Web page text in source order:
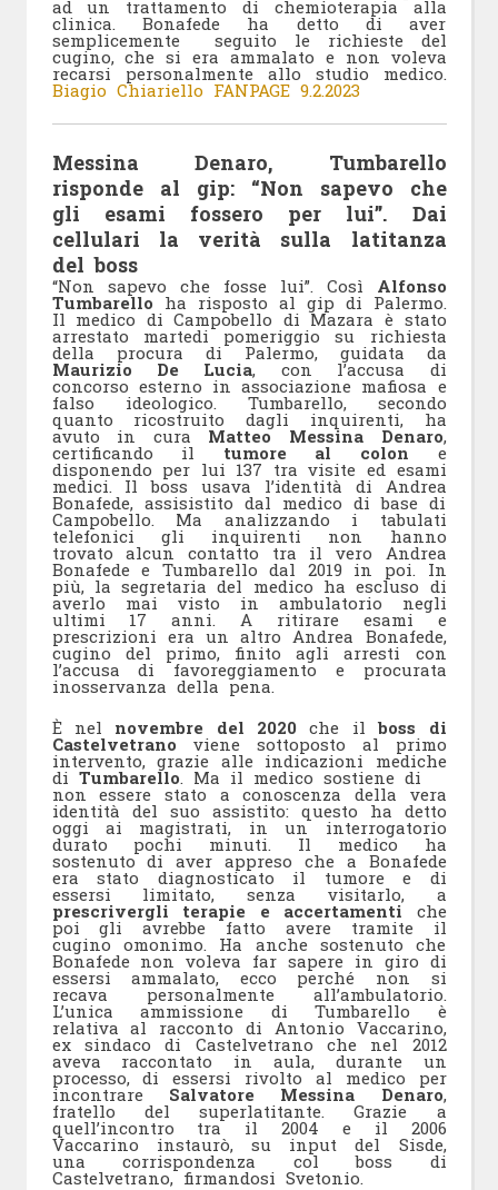
ad un trattamento di chemioterapia alla
clinica. Bonafede ha detto di aver
semplicemente seguito le richieste del
cugino, che si era ammalato e non voleva
recarsi personalmente allo studio medico.
Biagio Chiariello FANPAGE 9.2.2023
Messina Denaro, Tumbarello
risponde al gip: “Non sapevo che
gli esami fossero per lui”. Dai
cellulari la verità sulla latitanza
del boss
“Non sapevo che fosse lui”. Così Alfonso
Tumbarello ha risposto al gip di Palermo.
Il medico di Campobello di Mazara è stato
arrestato martedi pomeriggio su richiesta
della procura di Palermo, guidata da
Maurizio De Lucia, con l’accusa di
concorso esterno in associazione mafiosa e
falso ideologico. Tumbarello, secondo
quanto ricostruito dagli inquirenti, ha
avuto in cura Matteo Messina Denaro,
certificando il tumore al colon e
disponendo per lui 137 tra visite ed esami
medici. Il boss usava l’identità di Andrea
Bonafede, assisistito dal medico di base di
Campobello. Ma analizzando i tabulati
telefonici gli inquirenti non hanno
trovato alcun contatto tra il vero Andrea
Bonafede e Tumbarello dal 2019 in poi. In
più, la segretaria del medico ha escluso di
averlo mai visto in ambulatorio negli
ultimi 17 anni. A ritirare esami e
prescrizioni era un altro Andrea Bonafede,
cugino del primo, finito agli arresti con
l’accusa di favoreggiamento e procurata
inosservanza della pena.
È nel novembre del 2020 che ilboss di
Castelvetrano viene sottoposto al primo
intervento, grazie alle indicazioni mediche
di Tumbarello. Ma il medico sostiene di
non essere stato a conoscenza della vera
identità del suo assistito: questo ha detto
oggi ai magistrati, in un interrogatorio
durato pochi minuti. Il medico ha
sostenuto di aver appreso che a Bonafede
era stato diagnosticato il tumore e di
essersi limitato, senza visitarlo, a
prescrivergli terapie e accertamenti che
poi gli avrebbe fatto avere tramite il
cugino omonimo. Ha anche sostenuto che
Bonafede non voleva far sapere in giro di
essersi ammalato, ecco perché non si
recava personalmente all’ambulatorio.
L’unica ammissione di Tumbarello è
relativa al racconto di Antonio Vaccarino,
ex sindaco di Castelvetrano che nel 2012
aveva raccontato in aula, durante un
processo, di essersi rivolto al medico per
incontrare Salvatore Messina Denaro,
fratello del superlatitante. Grazie a
quell’incontro tra il 2004 e il 2006
Vaccarino instaurò, su input del Sisde,
una corrispondenza col boss di
Castelvetrano, firmandosi Svetonio.